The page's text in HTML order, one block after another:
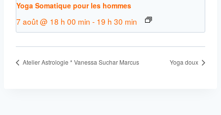
Yoga Somatique pour les hommes
7 août @ 18 h 00 min - 19 h 30 min
Atelier Astrologie * Vanessa Suchar Marcus Yoga doux